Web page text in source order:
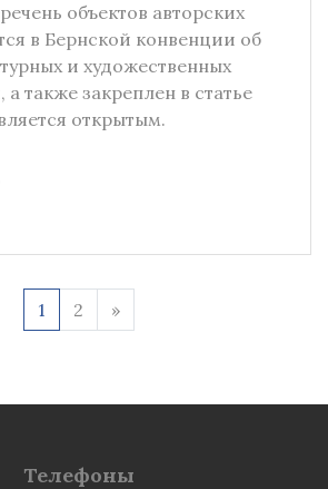
объектов авторских
в Бернской конвенции об
и художественных
также закреплен в статье
открытым.
1 2 »
Телефоны